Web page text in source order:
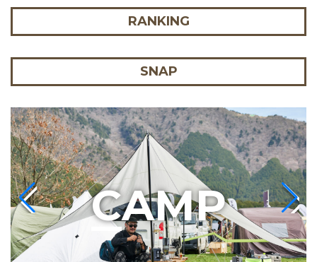
RANKING
SNAP
CAMP